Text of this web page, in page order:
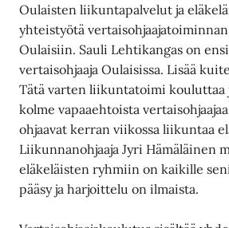
Oulaisten liikuntapalvelut ja
yhteistyötä
Oulaisiin. Sauli Lehtikangas on
vertaisohjaaja Oulaisissa. Lisää
Tätä varten liikuntatoimi kouluttaa
kolme vapaaehtoista
ohjaavat kerran viikossa liikuntaa
Liikunnanohjaaja Jyri Hämäläinen
eläkeläisten ryhmiin on kaikille
pääsy ja harjoittelu on ilmaista.